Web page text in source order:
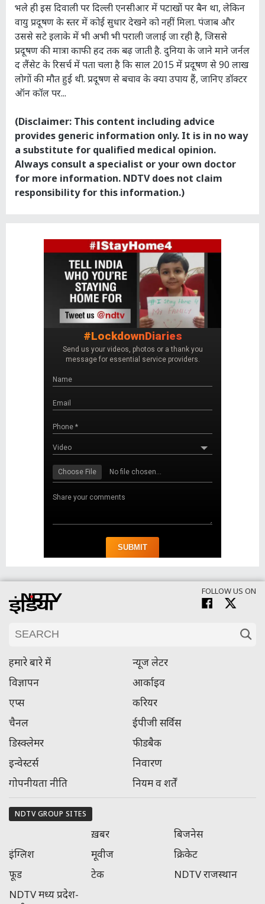
भले ही इस दिवाली पर दिल्ली एनसीआर में पटाखों पर बैन था, लेकिन
वायु प्रदूषण के स्तर में कोई सुधार देखने को नहीं मिला. पंजाब और
उससे सटे इलाके में भी अभी भी पराली जलाई जा रही है, जिससे
प्रदूषण की मात्रा काफी हद तक बढ़ जाती है. दुनिया के जाने माने जर्नल
द लैंसेट के रिसर्च में पता चला है कि साल 2015 में प्रदूषण से 90 लाख
लोगों की मौत हुई थी. प्रदूषण से बचाव के क्या उपाय हैं, जानिए डॉक्टर
ऑन कॉल पर...
(Disclaimer: This content including advice
provides generic information only. It is in no way
a substitute for qualified medical opinion.
Always consult a specialist or your own doctor
for more information. NDTV does not claim
responsibility for this information.)
FOLLOW US ON
हमारे बारे में
न्यूज लेटर
विज्ञापन
आर्काइव
एप्स
करियर
चैनल
ईपीजी सर्विस
डिस्क्लेमर
फीडबैक
इन्वेस्टर्स
निवारण
गोपनीयता नीति
नियम व शर्तें
NDTV GROUP SITES
ख़बर
बिजनेस
इंग्लिश
मूवीज
क्रिकेट
फूड
टेक
NDTV राजस्‍थान
NDTV मध्‍य प्रदेश-